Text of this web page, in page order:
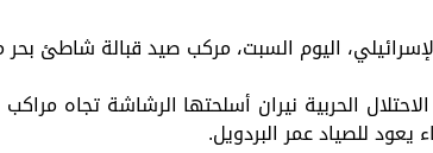
اليوم السبت، مركب صيد قبالة شاطئ
الحربية نيران أسلحتها الرشاشة تجاه
للصياد عمر البردويل.